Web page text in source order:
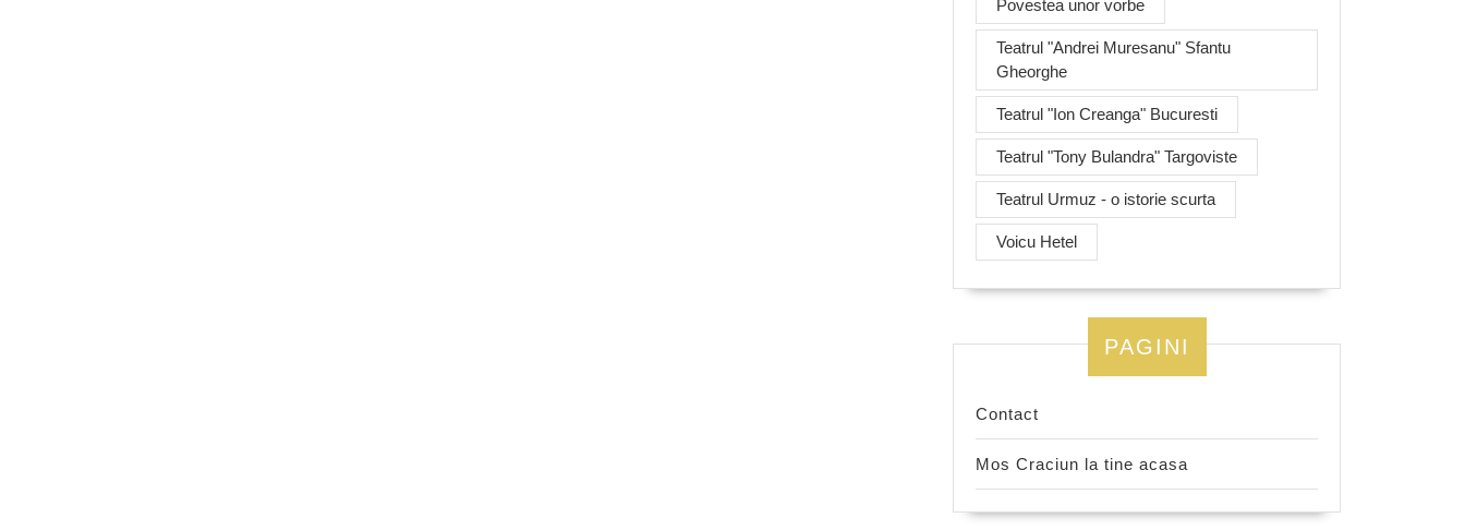
Povestea unor vorbe
Teatrul "Andrei Muresanu" Sfantu
Gheorghe
Teatrul "Ion Creanga" Bucuresti
Teatrul "Tony Bulandra" Targoviste
Teatrul Urmuz - o istorie scurta
Voicu Hetel
PAGINI
Contact
Mos Craciun la tine acasa